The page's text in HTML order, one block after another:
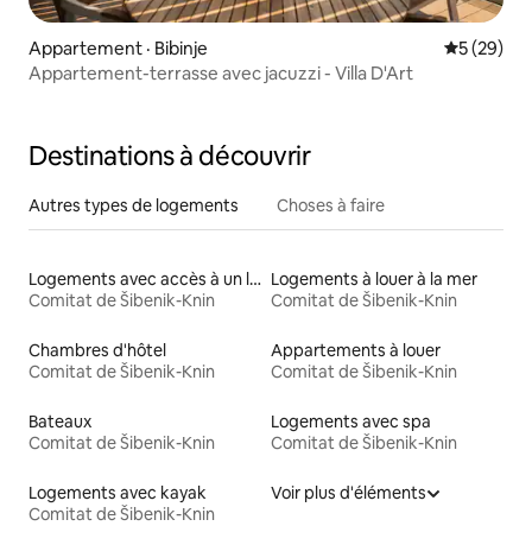
Appartement · Bibinje Note
5 (29)
Appartement-terrasse avec jacuzzi - Villa D'Art
Destinations à découvrir
Autres types de logements Choses à faire
Logements avec accès à un lac
Comitat de Šibenik-Knin
Logements à louer à la mer
Comitat de Šibenik-Knin
Chambres d'hôtel
Comitat de Šibenik-Knin
Appartements à louer
Comitat de Šibenik-Knin
Bateaux
Comitat de Šibenik-Knin
Logements avec spa
Comitat de Šibenik-Knin
Logements avec kayak
Comitat de Šibenik-Knin
Voir plus d'éléments